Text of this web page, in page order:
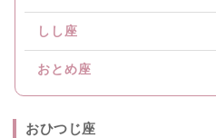
しし座
おとめ座
おひつじ座